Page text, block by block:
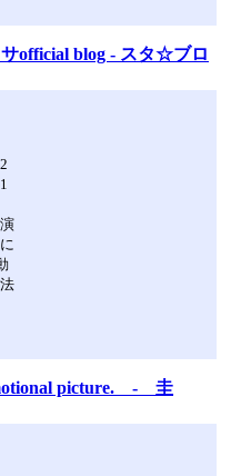
official blog - スタ☆ブロ
picture. - 圭